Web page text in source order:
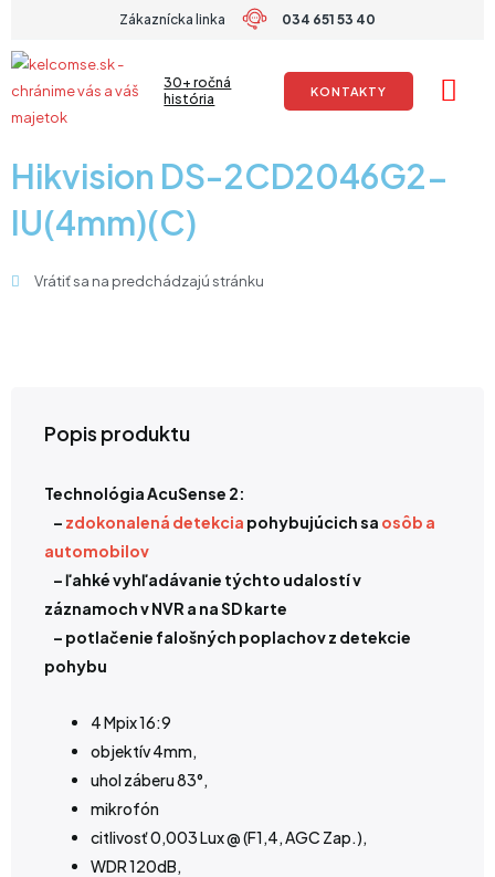
obsah
Zákaznícka linka 034 651 53 40
30+ ročná
história
KONTAKTY
Hikvision DS-2CD2046G2-
IU(4mm)(C)
Vrátiť sa na predchádzajú stránku
Popis produktu
Technológia AcuSense 2:
– zdokonalená detekcia pohybujúcich sa osôb a
automobilov
– ľahké vyhľadávanie týchto udalostí v
záznamoch v NVR a na SD karte
– potlačenie falošných poplachov z detekcie
pohybu
4 Mpix 16:9
objektív 4mm,
uhol záberu 83°,
mikrofón
citlivosť 0,003 Lux @ (F1,4, AGC Zap.),
WDR 120dB,